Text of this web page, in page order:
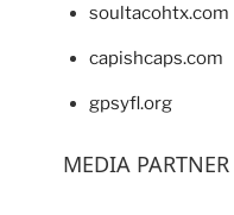
soultacohtx.com
capishcaps.com
gpsyfl.org
MEDIA